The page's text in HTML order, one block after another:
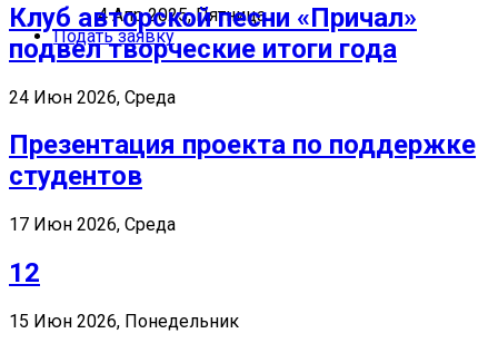
4 Апр 2025, Пятница
Подать заявку
Клуб авторской песни «Причал»
подвел творческие итоги года
24 Июн 2026, Среда
Презентация проекта по поддержке
студентов
17 Июн 2026, Среда
12
15 Июн 2026, Понедельник